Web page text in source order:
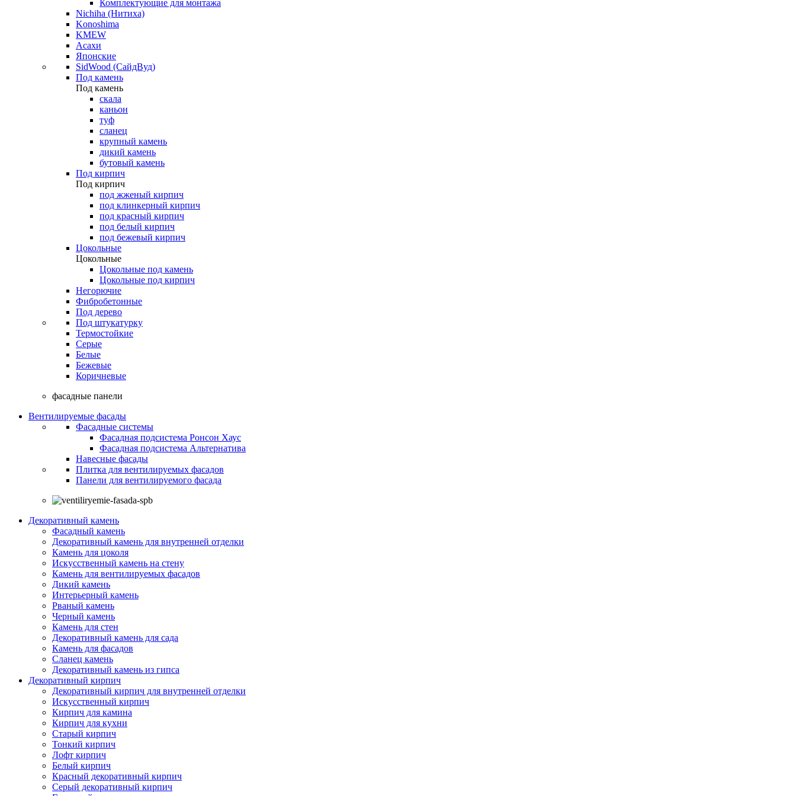
Комплектующие для монтажа
Nichiha (Нитиха)
Konoshima
KMEW
Асахи
Японские
SidWood (СайдВуд)
Под камень
Под камень
скала
каньон
туф
сланец
крупный камень
дикий камень
бутовый камень
Под кирпич
Под кирпич
под жженый кирпич
под клинкерный кирпич
под красный кирпич
под белый кирпич
под бежевый кирпич
Цокольные
Цокольные
Цокольные под камень
Цокольные под кирпич
Негорючие
Фибробетонные
Под дерево
Под штукатурку
Термостойкие
Серые
Белые
Бежевые
Коричневые
фасадные панели
Вентилируемые фасады
Фасадные системы
Фасадная подсистема Ронсон Хаус
Фасадная подсистема Альтернатива
Навесные фасады
Плитка для вентилируемых фасадов
Панели для вентилируемого фасада
Декоративный камень
Фасадный камень
Декоративный камень для внутренней отделки
Камень для цоколя
Искусственный камень на стену
Камень для вентилируемых фасадов
Дикий камень
Интерьерный камень
Рваный камень
Черный камень
Камень для стен
Декоративный камень для сада
Камень для фасадов
Сланец камень
Декоративный камень из гипса
Декоративный кирпич
Декоративный кирпич для внутренней отделки
Искусственный кирпич
Кирпич для камина
Кирпич для кухни
Старый кирпич
Тонкий кирпич
Лофт кирпич
Белый кирпич
Красный декоративный кирпич
Серый декоративный кирпич